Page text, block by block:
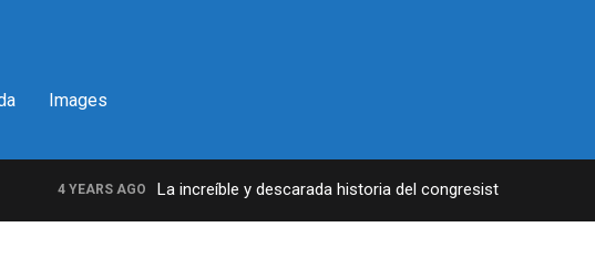
Images
4 YEARS AGO La increíble y descarada historia del congresista por NY